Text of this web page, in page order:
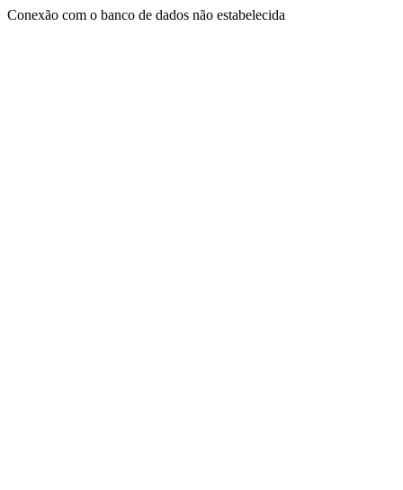
Conexão com o banco de dados não estabelecida